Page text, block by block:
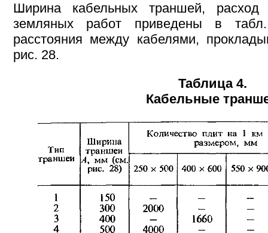
Ширина кабельных траншей,
земляных работ приведены в
расстояния между кабелями,
рис. 28.
Таблица 4.
Кабельные